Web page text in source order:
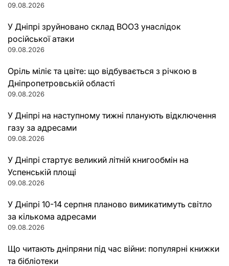
09.08.2026
У Дніпрі зруйновано склад ВООЗ унаслідок
російської атаки
09.08.2026
Оріль міліє та цвіте: що відбувається з річкою в
Дніпропетровській області
09.08.2026
У Дніпрі на наступному тижні планують відключення
газу за адресами
09.08.2026
У Дніпрі стартує великий літній книгообмін на
Успенській площі
09.08.2026
У Дніпрі 10-14 серпня планово вимикатимуть світло
за кількома адресами
09.08.2026
Що читають дніпряни під час війни: популярні книжки
та бібліотеки